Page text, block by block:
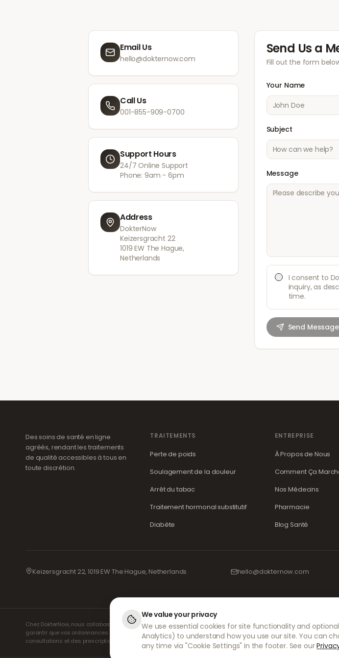
Email Us
hello@dokternow.com
Call Us
001-855-909-0700
Support Hours
24/7 Online Support
Phone: 9am - 6pm
Address
DokterNow
Keizersgracht 22
1019 EW The Hague,
Netherlands
Send Us a
Fill out the form
Your Name
Subject
Message
I consent to
inquiry, as
time.
Send Message
Des soins de santé en ligne
agréés, rendant les traitements
de qualité accessibles à tous en
toute discrétion.
TRAITEMENTS
Perte de poids
Soulagement de la douleur
Arrêt du tabac
Traitement hormonal substitutif
Diabète
ENTREPRISE
À Propos de Nous
Comment Ça
Nos Médecins
Pharmacie
Blog Santé
Keizersgracht 22, 1019 EW The Hague, Netherlands hello@dokternow.com
Chez DokterNow, nous collaborons avec des médecins et des pharmacies dument enregistrés ainsi qu'avec des
garantir que vos ordonnances sont gérées en toute sécurité et avec le plus grand soin. Nos prescripteurs
consultations et des prescriptions. Nos pharmacies partenaires s'occupent de la délivrance et de l'expédition des
We value your privacy
We use essential cookies for site functionality and
Analytics) to understand how you use our site. You can
any time via "Cookie Settings" in the footer. See our